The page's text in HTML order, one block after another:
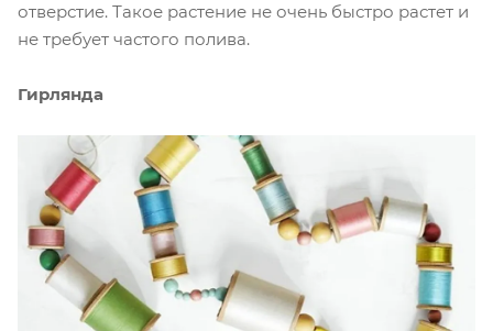
отверстие. Такое растение не очень быстро растет и
не требует частого полива.
Гирлянда